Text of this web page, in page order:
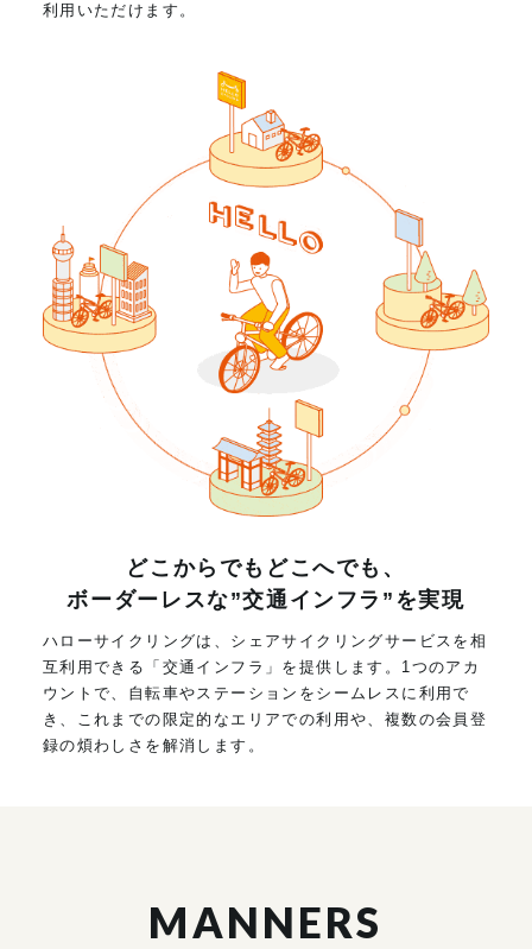
利用いただけます。
どこからでもどこへでも、
ボーダーレスな”交通インフラ”を実現
ハローサイクリングは、シェアサイクリングサービスを相
互利用できる「交通インフラ」を提供します。1つのアカ
ウントで、自転車やステーションをシームレスに利用で
き、これまでの限定的なエリアでの利用や、複数の会員登
録の煩わしさを解消します。
MANNERS